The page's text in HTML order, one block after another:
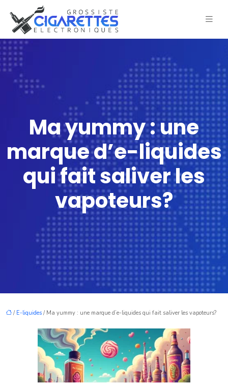
Ma yummy : une
marque d’e-liquides
qui fait saliver les
vapoteurs?
/ E-liquides / Ma yummy : une marque d’e-liquides qui fait saliver les vapoteurs?